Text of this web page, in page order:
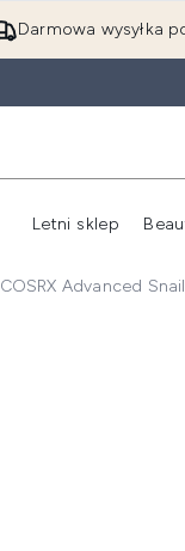
Darmowa wysyłka
Letni sklep
COSRX Advanced